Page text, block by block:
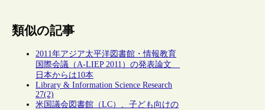
類似の記事
2011年アジア太平洋図書館・情報教育
国際会議（A-LIEP 2011）の発表論文
日本からは10本
Library & Information Science Research
27(2)
米国議会図書館（LC）、子ども向けの